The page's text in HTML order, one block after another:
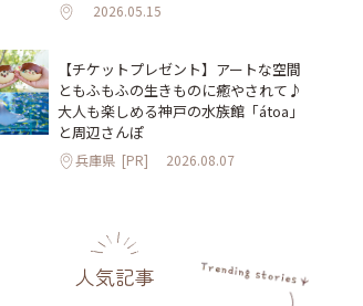
2026.05.15
【チケットプレゼント】アートな空間
ともふもふの生きものに癒やされて♪
大人も楽しめる神戸の水族館「átoa」
と周辺さんぽ
兵庫県 [PR] 2026.08.07
人気記事